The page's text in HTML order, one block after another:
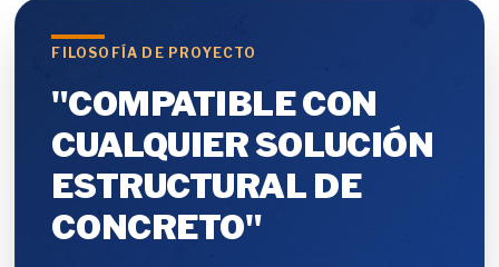
FILOSOFÍA DE PROYECTO
"COMPATIBLE CON
CUALQUIER SOLUCIÓN
ESTRUCTURAL DE
CONCRETO"